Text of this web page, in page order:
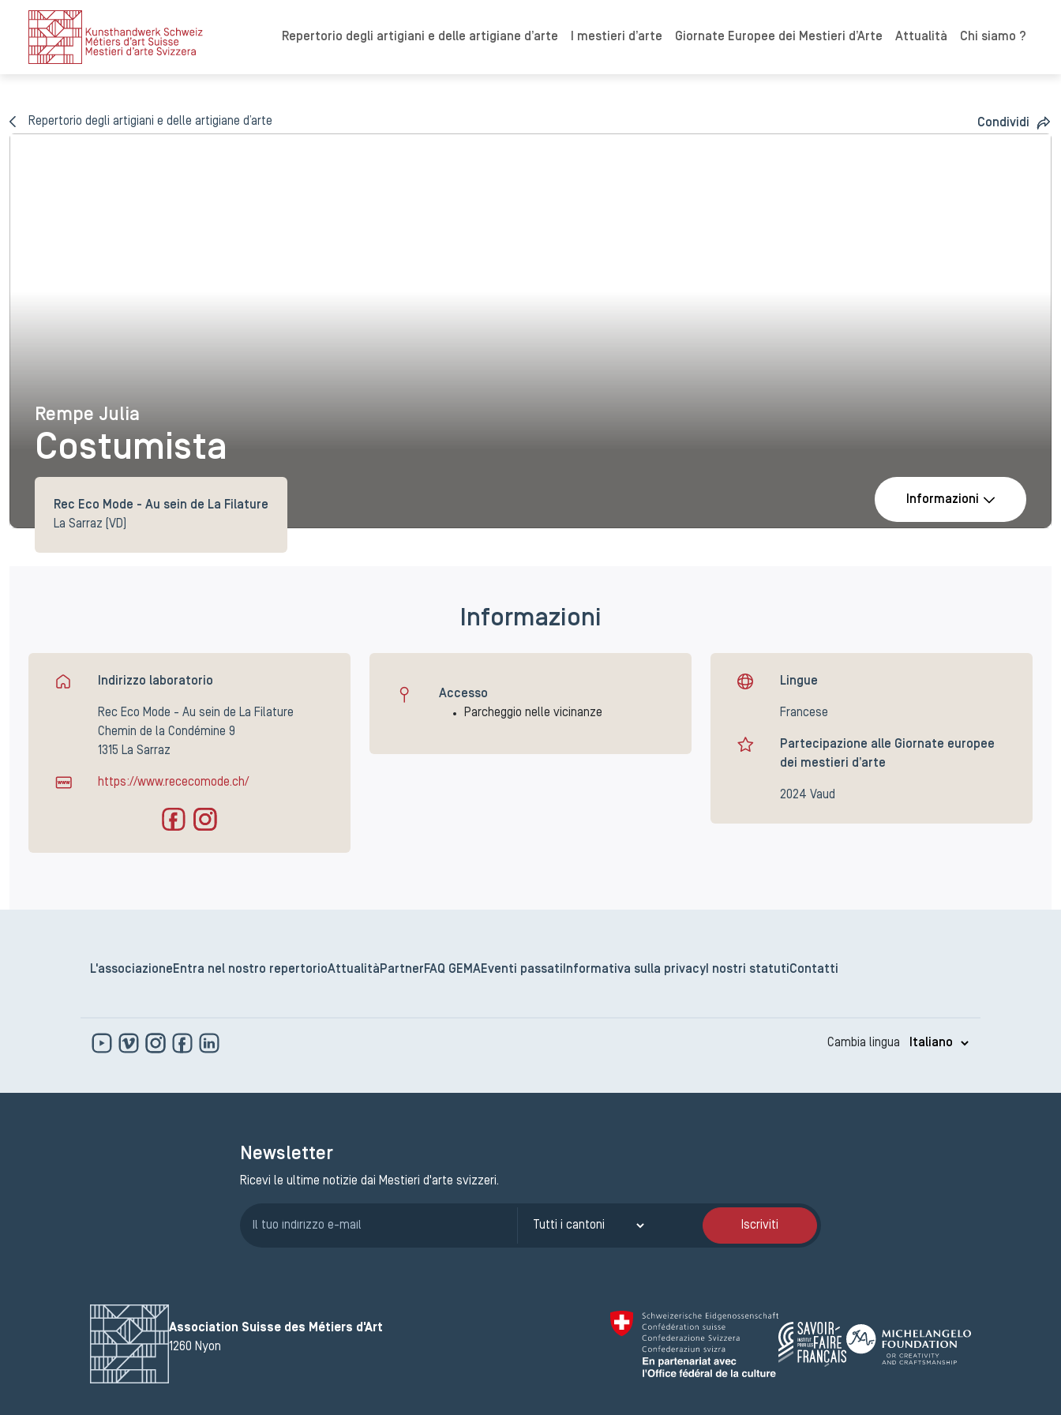
Repertorio degli artigiani e delle artigiane d’arte I mestieri d’arte Giornate Europee dei Mestieri d’Arte Attualità Chi siamo ?
Repertorio degli artigiani e delle artigiane d’arte Condividi
Rempe Julia
Rempe Julia
Costumista
Rec Eco Mode - Au sein de La Filature
La Sarraz (VD)
Informazioni
Informazioni
Indirizzo laboratorio
Rec Eco Mode - Au sein de La Filature
Chemin de la Condémine 9
1315 La Sarraz
https://www.rececomode.ch/
Accesso
Parcheggio nelle vicinanze
Lingue
Francese
Partecipazione alle Giornate europee
dei mestieri d’arte
2024 Vaud
L'associazione Entra nel nostro repertorioAttualità Partner FAQ GEMAEventi passati Informativa sulla privacy I nostri statuti Contatti
Cambia lingua
Newsletter
Ricevi le ultime notizie dai Mestieri d'arte svizzeri.
Iscriviti
Association Suisse des Métiers d'Art
1260 Nyon